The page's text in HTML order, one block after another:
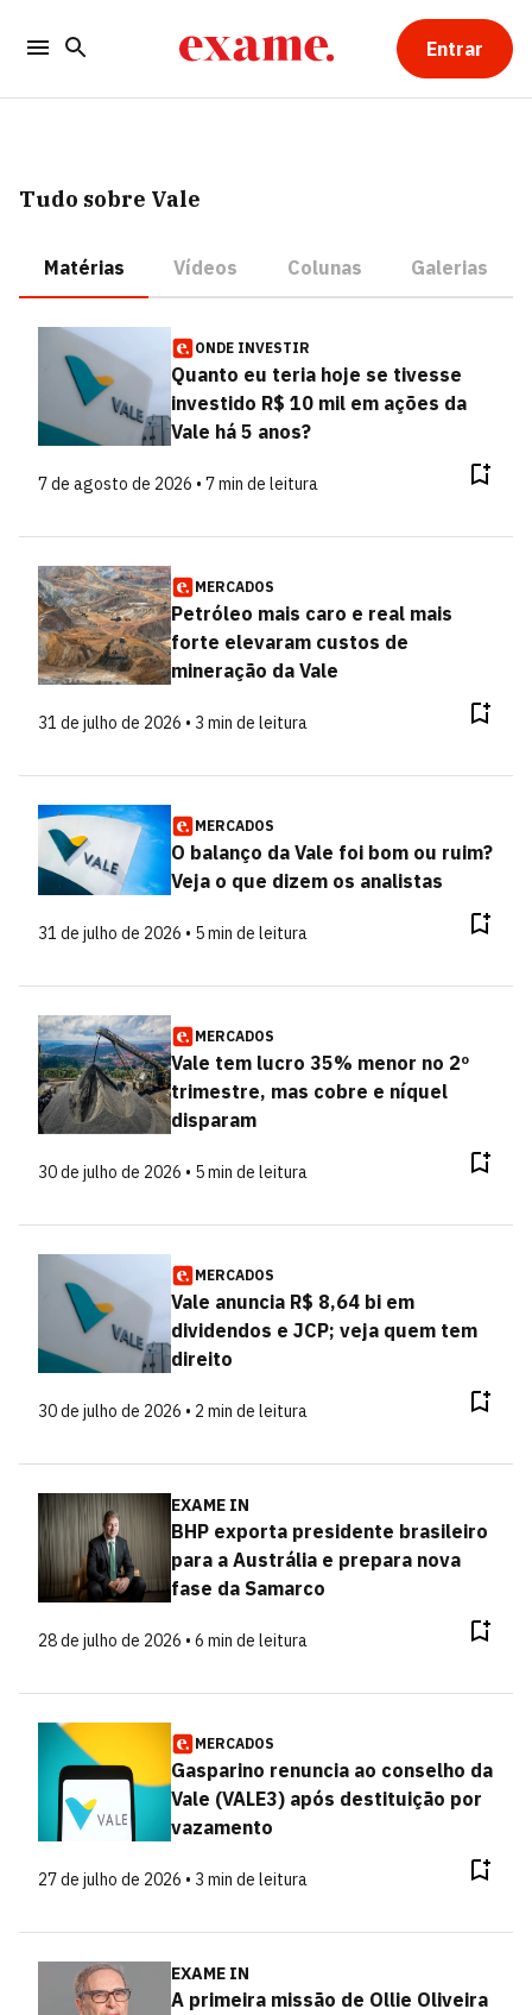
Entrar
Tudo sobre Vale
Matérias Vídeos Colunas Galerias
ONDE INVESTIR
Quanto eu teria hoje se tivesse
investido R$ 10 mil em ações da
Vale há 5 anos?
7 de agosto de 2026 • 7 min de leitura
MERCADOS
Petróleo mais caro e real mais
forte elevaram custos de
mineração da Vale
31 de julho de 2026 • 3 min de leitura
MERCADOS
O balanço da Vale foi bom ou ruim?
Veja o que dizem os analistas
31 de julho de 2026 • 5 min de leitura
MERCADOS
Vale tem lucro 35% menor no 2º
trimestre, mas cobre e níquel
disparam
30 de julho de 2026 • 5 min de leitura
MERCADOS
Vale anuncia R$ 8,64 bi em
dividendos e JCP; veja quem tem
direito
30 de julho de 2026 • 2 min de leitura
EXAME IN
BHP exporta presidente brasileiro
para a Austrália e prepara nova
fase da Samarco
28 de julho de 2026 • 6 min de leitura
MERCADOS
Gasparino renuncia ao conselho da
Vale (VALE3) após destituição por
vazamento
27 de julho de 2026 • 3 min de leitura
EXAME IN
A primeira missão de Ollie Oliveira